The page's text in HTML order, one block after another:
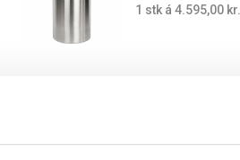
1 stk á 4.595,00 kr.